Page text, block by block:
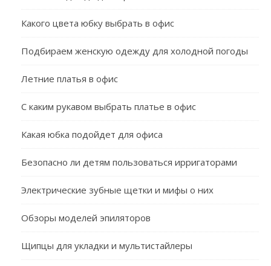
Какого цвета юбку выбрать в офис
Подбираем женскую одежду для холодной погоды
Летние платья в офис
С каким рукавом выбрать платье в офис
Какая юбка подойдет для офиса
Безопасно ли детям пользоваться ирригаторами
Электрические зубные щетки и мифы о них
Обзоры моделей эпиляторов
Щипцы для укладки и мультистайлеры